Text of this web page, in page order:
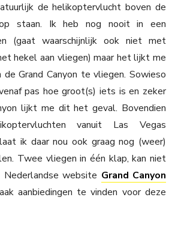
de helikoptervlucht boven de
staan. Ik heb nog nooit in een
(gaat waarschijnlijk ook niet met
hekel aan vliegen) maar het lijkt me
Grand Canyon te vliegen. Sowieso
pas hoe groot(s) iets is en zeker
lijkt me dit het geval. Bovendien
vanuit Las Vegas
ik daar nou ook graag nog (weer)
Twee vliegen in één klap, kan niet
website Grand Canyon
aanbiedingen te vinden voor deze